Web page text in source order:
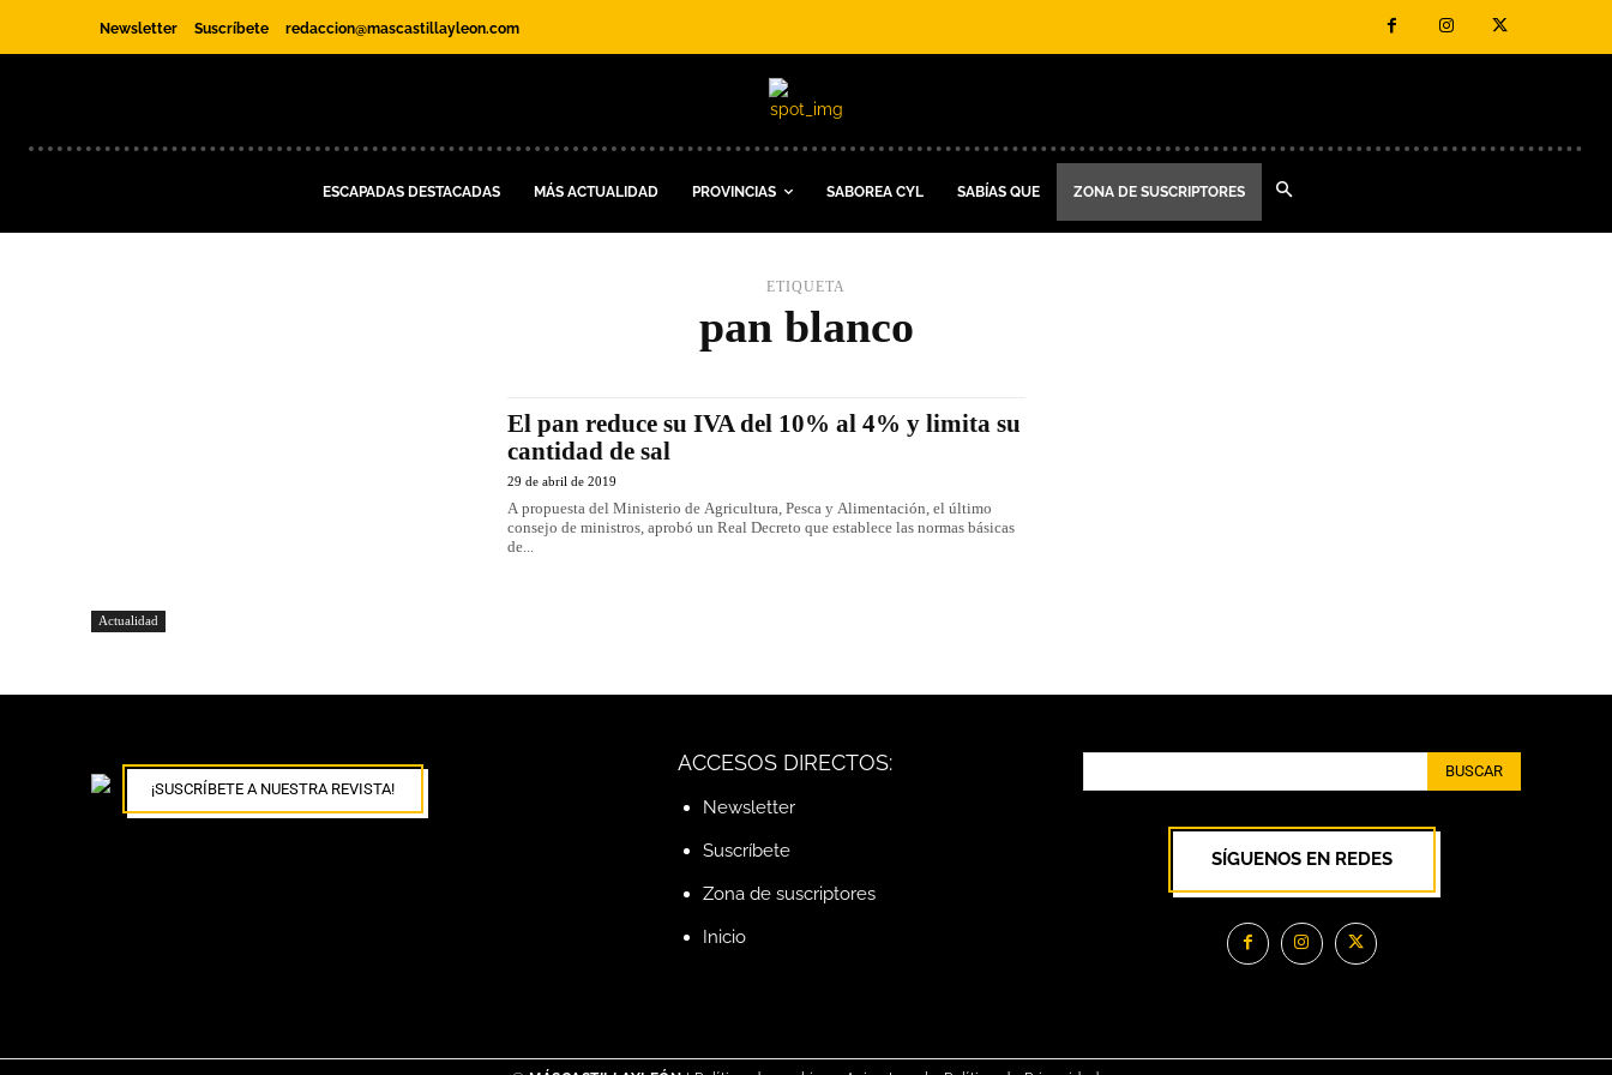
Newsletter Suscríbete redaccion@mascastillayleon.com
ESCAPADAS DESTACADAS MÁS ACTUALIDAD PROVINCIAS SABOREA CYL SABÍAS QUE ZONA DE SUSCRIPTORES
ETIQUETA
pan blanco
Actualidad
El pan reduce su IVA del 10% al 4% y limita su
cantidad de sal
29 de abril de 2019
A propuesta del Ministerio de Agricultura, Pesca y Alimentación, el último
consejo de ministros, aprobó un Real Decreto que establece las normas básicas
de...
¡SUSCRÍBETE A NUESTRA REVISTA!
ACCESOS DIRECTOS:
Newsletter
Suscríbete
Zona de suscriptores
Inicio
BUSCAR
SÍGUENOS EN REDES